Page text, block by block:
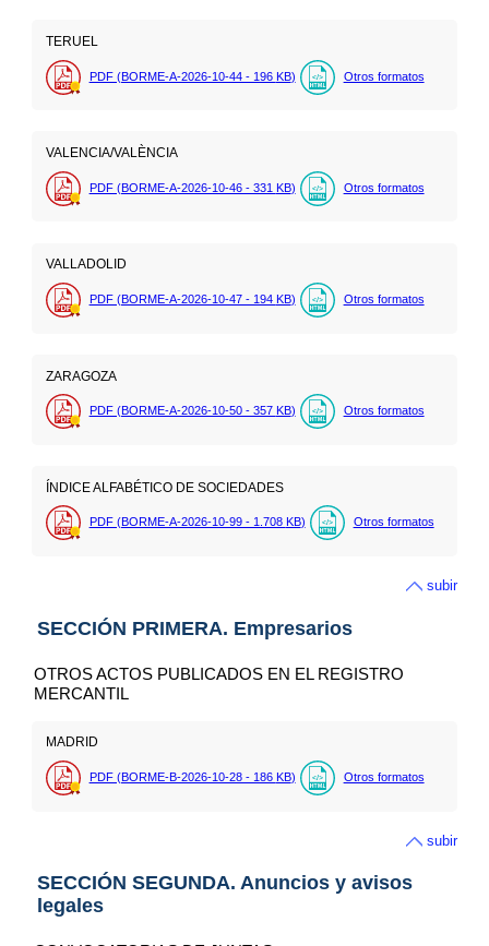
TERUEL
PDF (BORME-A-2026-10-44 - 196 KB) Otros formatos
VALENCIA/VALÈNCIA
PDF (BORME-A-2026-10-46 - 331 KB) Otros formatos
VALLADOLID
PDF (BORME-A-2026-10-47 - 194 KB) Otros formatos
ZARAGOZA
PDF (BORME-A-2026-10-50 - 357 KB) Otros formatos
ÍNDICE ALFABÉTICO DE SOCIEDADES
PDF (BORME-A-2026-10-99 - 1.708 KB) Otros formatos
subir
SECCIÓN PRIMERA. Empresarios
OTROS ACTOS PUBLICADOS EN EL REGISTRO
MERCANTIL
MADRID
PDF (BORME-B-2026-10-28 - 186 KB) Otros formatos
subir
SECCIÓN SEGUNDA. Anuncios y avisos
legales